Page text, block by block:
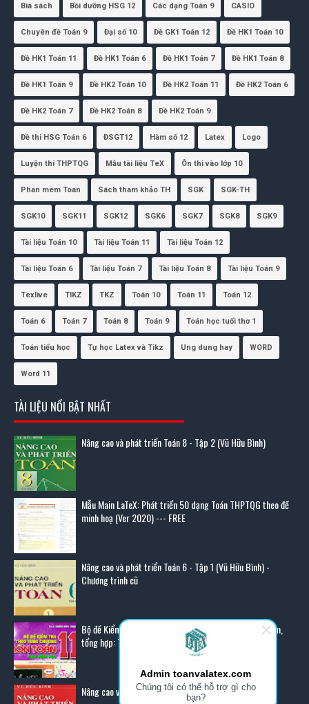
Bìa sách Bồi dưỡng HSG 12 Các dạng Toán 9 CASIO
Chuyên đề Toán 9 Đại số 10 Đề GK1 Toán 12 Đề HK1 Toán 10
Đề HK1 Toán 11 Đề HK1 Toán 6 Đề HK1 Toán 7 Đề HK1 Toán 8
Đề HK1 Toán 9 Đề HK2 Toán 10 Đề HK2 Toán 11 Đề HK2 Toán 6
Đề HK2 Toán 7 Đề HK2 Toán 8 Đề HK2 Toán 9
Đề thi HSG Toán 6 ĐSGT12 Hàm số 12 Latex Logo
Luyện thi THPTQG Mẫu tài liệu TeX Ôn thi vào lớp 10
Phan mem Toan Sách tham khảo TH SGK SGK-TH
SGK10 SGK11 SGK12 SGK6 SGK7 SGK8 SGK9
Tài liệu Toán 10 Tài liệu Toán 11 Tài liệu Toán 12
Tài liệu Toán 6 Tài liệu Toán 7 Tài liệu Toán 8 Tài liệu Toán 9
Texlive TIKZ TKZ Toán 10 Toán 11 Toán 12
Toán 6 Toán 7 Toán 8 Toán 9 Toán học tuổi thơ 1
Toán tiểu học Tự học Latex và Tikz Ung dung hay WORD
Word 11
TÀI LIỆU NỔI BẬT NHẤT
Nâng cao và phát triển Toán 8 - Tập 2 (Vũ Hữu Bình)
Mẫu Main LaTeX: Phát triển 50 dạng Toán THPTQG theo đề
minh hoạ (Ver 2020) --- FREE
Nâng cao và phát triển Toán 6 - Tập 1 (Vũ Hữu Bình) -
Chương trình cũ
Bộ đề Kiểm tra môn Toán 11 - Phần 2: Hình Học (sưu tầm,
tổng hợp: Thịnh Trần)
Nâng cao và phát triển Toán 8 - Tập 1 (Vũ Hữu Bình)
Admin toanvalatex.com
Chúng tôi có thể hỗ trợ gì cho
bạn?